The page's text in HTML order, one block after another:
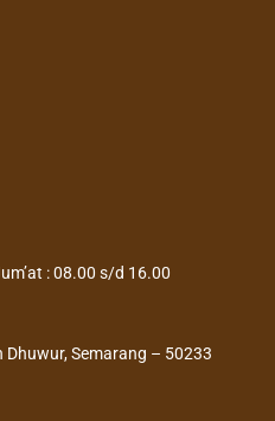
: 08.00 s/d 16.00
Semarang – 50233